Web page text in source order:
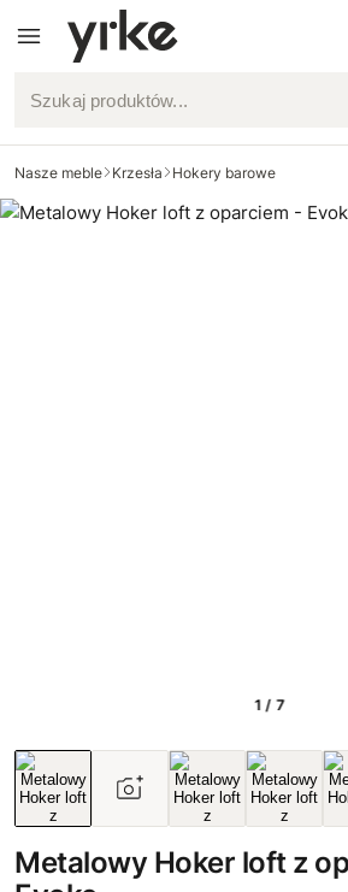
Szukaj produktów...
Nasze meble Krzesła Hokery barowe
1 / 7
Metalowy Hoker loft z